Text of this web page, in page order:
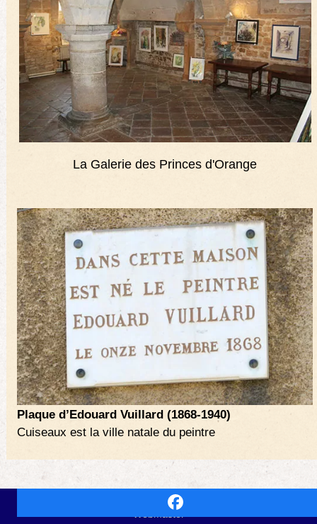
La Galerie des Princes d'Orange
Plaque d’Edouard Vuillard (1868-1940)
Cuiseaux est la ville natale du peintre
Biennale Cuiseaux Pays des Peintres |